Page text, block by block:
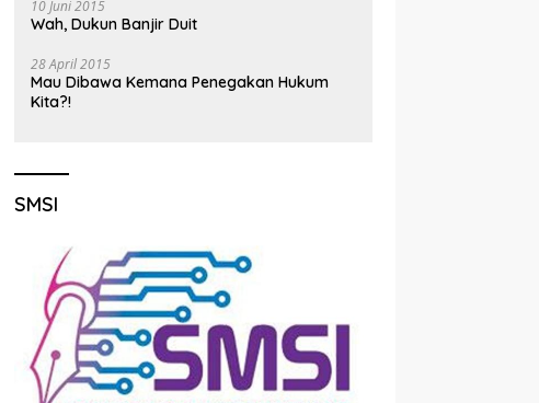
10 Juni 2015
Wah, Dukun Banjir Duit
28 April 2015
Mau Dibawa Kemana Penegakan Hukum
Kita?!
SMSI